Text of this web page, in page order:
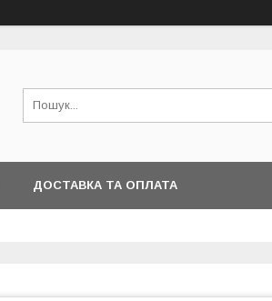
ДОСТАВКА ТА ОПЛАТА